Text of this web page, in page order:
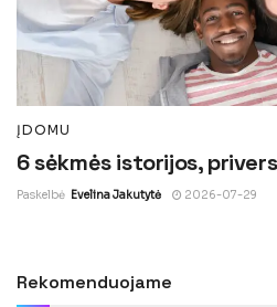
ĮDOMU
6 sėkmės istorijos,
Paskelbė Evelina Jakutytė 2026-07-29
Rekomenduojame